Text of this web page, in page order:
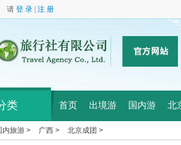
请 登 录 注 册
类 首页 出境游 国内游 北
内旅游 > 广西 > 北京成团 >